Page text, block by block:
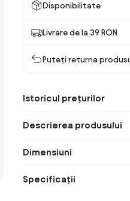
Disponibilitate
Livrare de la 39 RON
Puteți returna
Istoricul prețurilor
Descrierea produsului
Dimensiuni
Specificații